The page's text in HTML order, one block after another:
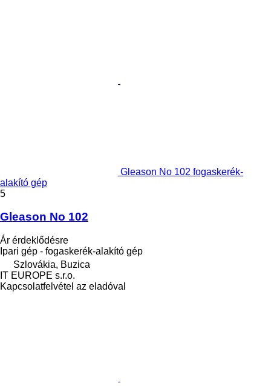
Gleason No 102 fogaskerék-
alakító gép
5
Gleason No 102
Ár érdeklődésre
Ipari gép - fogaskerék-alakító gép
Szlovákia, Buzica
IT EUROPE s.r.o.
Kapcsolatfelvétel az eladóval